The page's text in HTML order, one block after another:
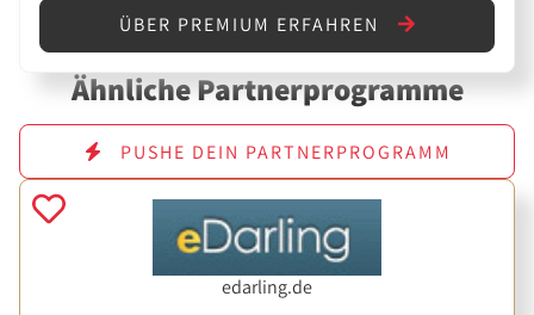
ÜBER PREMIUM ERFAHREN
Ähnliche Partnerprogramme
PUSHE DEIN PARTNERPROGRAMM
edarling.de